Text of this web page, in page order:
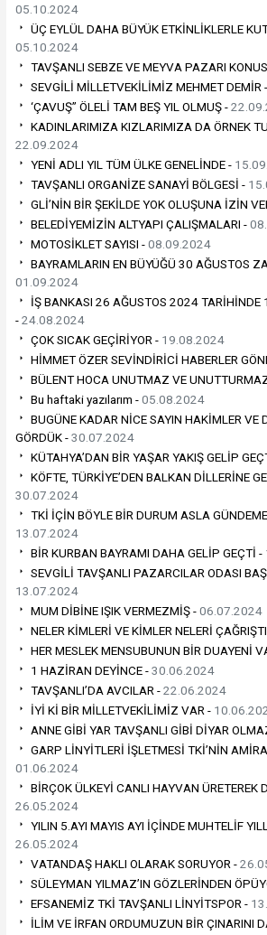
05.10.2024
ÜÇ EYLÜL DAHA BÜYÜK ETKİNLİKLERLE
05.10.2024
TAVŞANLI SEBZE VE MEYVA PAZARI
SEVGİLİ MİLLETVEKİLİMİZ MEHMET DEMİR -
‘ÇAVUŞ” ÖLELİ TAM BEŞ YIL OLMUŞ -
KADINLARIMIZA KIZLARIMIZA DA ÖRNEK
22.09.2024
YENİ ADLI YIL TÜM ÜLKE GENELİNDE -
TAVŞANLI ORGANİZE SANAYİ BÖLGESİ -
GLİ’NİN BİR ŞEKİLDE YOK OLUŞUNA İZİN
BELEDİYEMİZİN ALTYAPI ÇALIŞMALARI -
MOTOSİKLET SAYISI -08.09.2024
BAYRAMLARIN EN BÜYÜĞÜ 30 AĞUSTOS
01.09.2024
İŞ BANKASI 26 AĞUSTOS 2024 TARİHİNDE
-24.08.2024
ÇOK SICAK GEÇİRİYOR - 19.08.2024
HİMMET ÖZER SEVİNDİRİCİ HABERLER
BÜLENT HOCA UNUTMAZ VE
Bu haftaki yazılarım -05.08.2024
BUGÜNE KADAR NİCE SAYIN HAKİMLER VE
GÖRDÜK -30.07.2024
KÜTAHYA’DAN BİR YAŞAR YAKIŞ GELİP
KÖFTE, TÜRKİYE’DEN BALKAN DİLLERİNE
30.07.2024
TKİ İÇİN BÖYLE BİR DURUM ASLA
13.07.2024
BİR KURBAN BAYRAMI DAHA GELİP GEÇTİ -
SEVGİLİ TAVŞANLI PAZARCILAR ODASI
13.07.2024
MUM DİBİNE IŞIK VERMEZMİŞ -06.07.2024
NELER KİMLERİ VE KİMLER NELERİ
HER MESLEK MENSUBUNUN BİR DUAYENİ
1 HAZİRAN DEYİNCE -30.06.2024
TAVŞANLI’DA AVCILAR -22.06.2024
İYİ Kİ BİR MİLLETVEKİLİMİZ VAR -
ANNE GİBİ YAR TAVŞANLI GİBİ DİYAR
GARP LİNYİTLERİ İŞLETMESİ TKİ’NİN
01.06.2024
BİRÇOK ÜLKEYİ CANLI HAYVAN ÜRETEREK
26.05.2024
YILIN 5.AYI MAYIS AYI İÇİNDE MUHTELİF
26.05.2024
VATANDAŞ HAKLI OLARAK SORUYOR -
SÜLEYMAN YILMAZ’IN GÖZLERİNDEN
EFSANEMİZ TKİ TAVŞANLI LİNYİTSPOR -
İLİM VE İRFAN ORDUMUZUN BİR ÇINARINI